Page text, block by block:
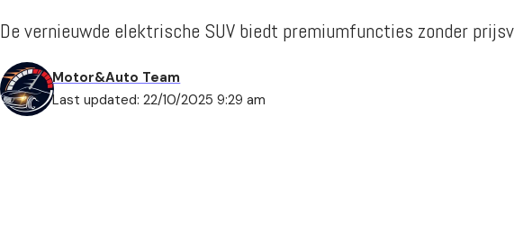
De vernieuwde elektrische SUV biedt premiumfuncties zonder
Last updated: 22/10/2025 9:29 am
Motor&Auto Team